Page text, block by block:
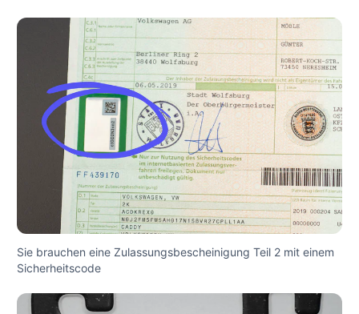
Sie brauchen eine Zulassungsbescheinigung Teil 2 mit einem
Sicherheitscode